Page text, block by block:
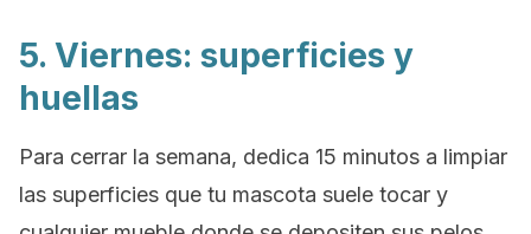
5. Viernes: superficies y
huellas
Para cerrar la semana, dedica 15 minutos a limpiar
las superficies que tu mascota suele tocar y